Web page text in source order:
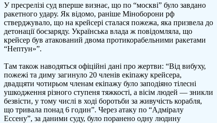
У пресрелізі суд вперше визнає, що по “москві” було завдано
ракетного удару. Як відомо, раніше Міноборони рф
стверджувало, що на крейсері сталася пожежа, яка призвела до
детонації боєзаряду. Українська влада ж повідомляла, що
крейсер був атакований двома протикорабельними ракетами
“Нептун»”.
Там також наводяться офіційні дані про жертви: “Від вибуху,
пожежі та диму загинуло 20 членів екіпажу крейсера,
двадцяти чотирьом членам екіпажу було заподіяно тілесні
ушкодження різного ступеня тяжкості, а вісім людей — зникли
безвісти, у тому числі в ході боротьби за живучість корабля,
що тривала понад 6 годин”. Через атаку по “Адміралу
Ессену”, за даними суду, було поранено одну людину